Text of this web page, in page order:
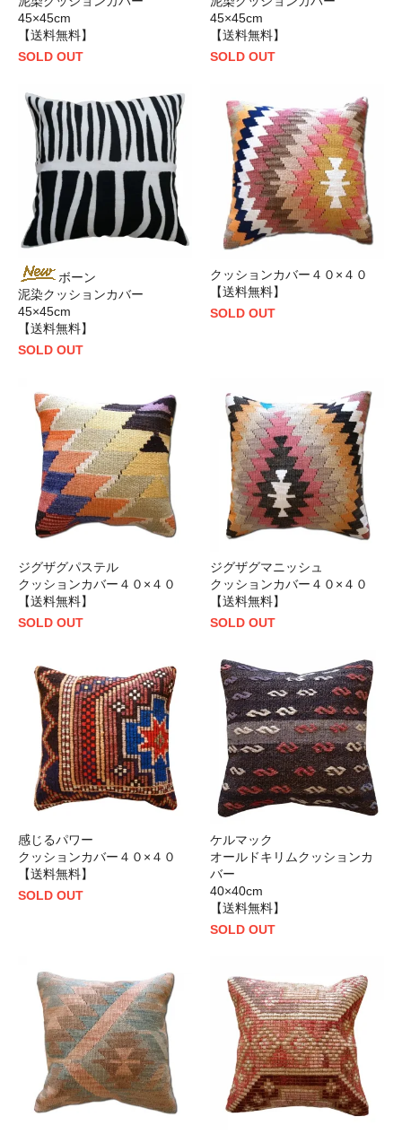
45×45cm
【送料無料】
SOLD OUT
45×45cm
【送料無料】
SOLD OUT
ボーン
泥染クッションカバー
45×45cm
【送料無料】
SOLD OUT
クッションカバー４０×４０
【送料無料】
SOLD OUT
ジグザグパステル
クッションカバー４０×４０
【送料無料】
SOLD OUT
ジグザグマニッシュ
クッションカバー４０×４０
【送料無料】
SOLD OUT
感じるパワー
クッションカバー４０×４０
【送料無料】
SOLD OUT
ケルマック
オールドキリムクッションカ
バー
40×40cm
【送料無料】
SOLD OUT